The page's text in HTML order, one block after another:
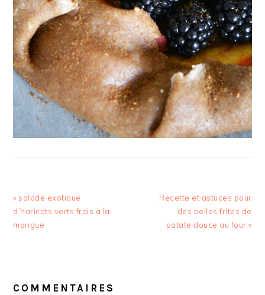
Article
précédent
:
« salade exotique
d’haricots verts frais à la
mangue
Article
suivant
Recette et astuces pour
des belles frites de
patate douce au four »
DU
COMMENTAIRES